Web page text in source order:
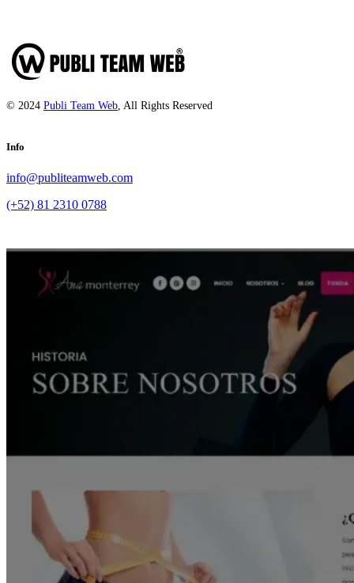
© 2024 Publi Team Web , All Rights Reserved
Info
info@publiteamweb.com
(+52) 81 2310 0788